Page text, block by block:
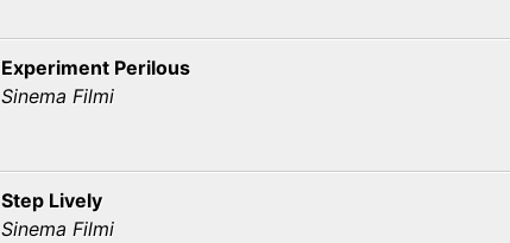
Experiment Perilous
Sinema Filmi
Step Lively
Sinema Filmi